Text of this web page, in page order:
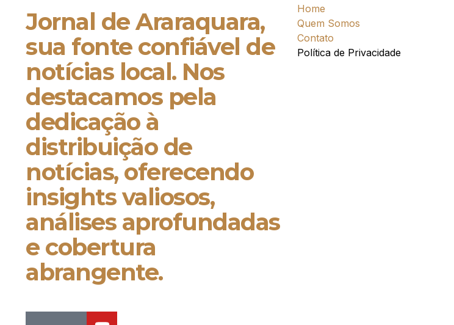
Jornal de Araraquara,
sua fonte confiável de
notícias local. Nos
destacamos pela
dedicação à
distribuição de
notícias, oferecendo
insights valiosos,
análises aprofundadas
e cobertura
abrangente.
Home
Quem Somos
Contato
Política de Privacidade